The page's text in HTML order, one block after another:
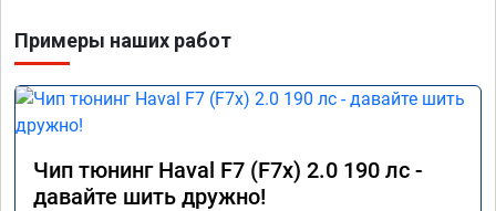
Примеры наших работ
Чип тюнинг Haval F7 (F7x) 2.0 190 лс -
давайте шить дружно!